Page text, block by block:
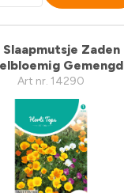
Slaapmutsje Zaden
Gemengd
Art nr. 14290